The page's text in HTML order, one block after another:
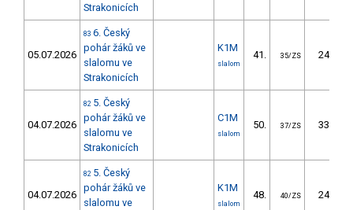
Strakonicích
05.07.2026
83 6. Český
pohár žáků ve
slalomu ve
Strakonicích
K1M
slalom
41. 35/ZS 24.02
04.07.2026
82 5. Český
pohár žáků ve
slalomu ve
Strakonicích
C1M
slalom
50. 37/ZS 33.54
04.07.2026
82 5. Český
pohár žáků ve
slalomu ve
K1M
slalom
48. 40/ZS 24.58